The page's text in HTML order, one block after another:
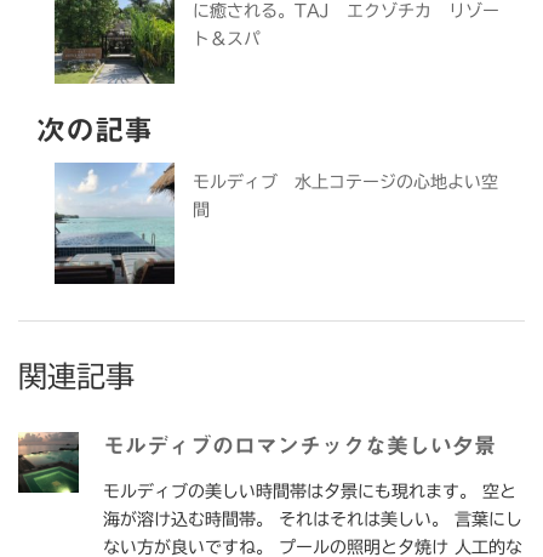
に癒される。TAJ エクゾチカ リゾー
ト＆スパ
次の記事
モルディブ 水上コテージの心地よい空
間
関連記事
モルディブのロマンチックな美しい夕景
モルディブの美しい時間帯は夕景にも現れます。 空と
海が溶け込む時間帯。 それはそれは美しい。 言葉にし
ない方が良いですね。 プールの照明と夕焼け 人工的な